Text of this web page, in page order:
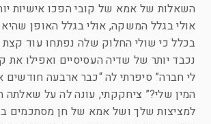
השאלות של אמא של קובי הפכו אישיות
אולי בגלל המשקה, אולי בגלל האופן
בכלל כי שולי החלוק שלה נפתחו עוד קצת
נכבד יותר של שדיה העסיסיים ואפילו את
לי חברה” סיפרתי לה “כבר ארבעה חודשים
המין שלי?” ציחקקתי, עונה לה על שאלתה
למציצות שלך ושל אמא של חן מסתכמים